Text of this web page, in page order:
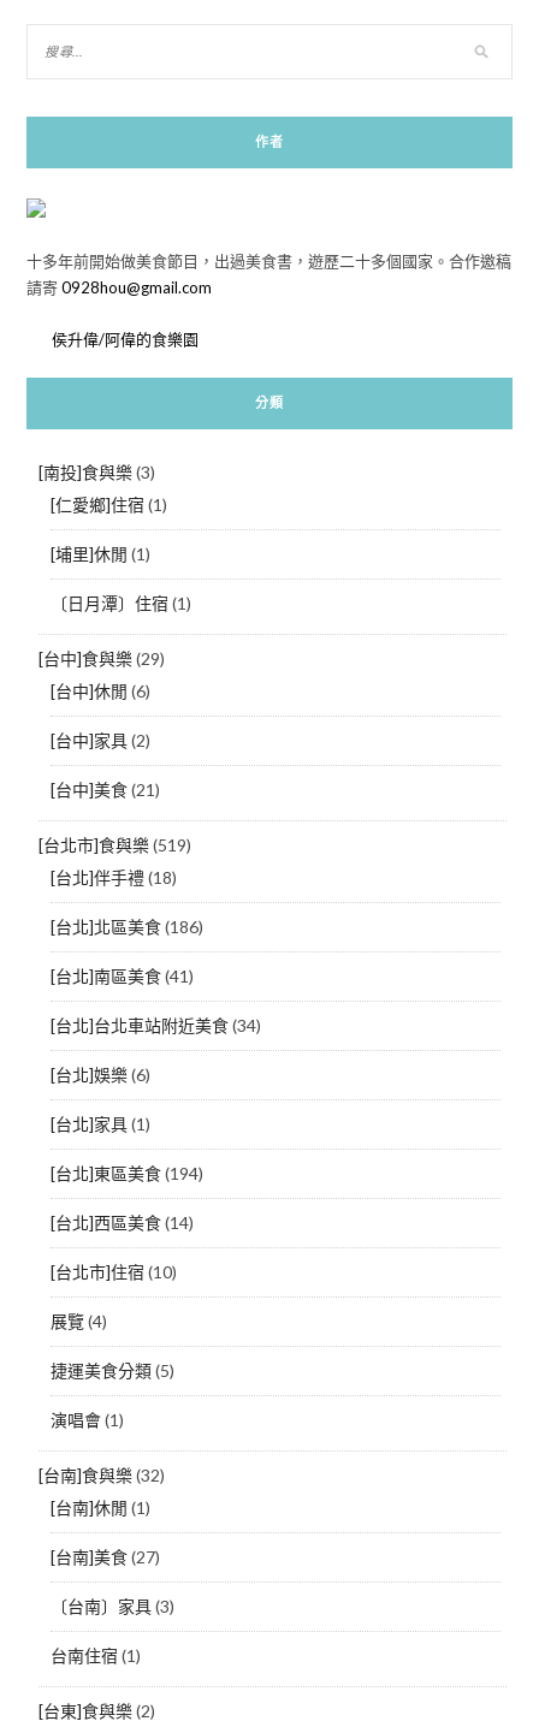
作者
十多年前開始做美食節目，出過美食書，遊歷二十多個國家。合作邀稿
請寄0928hou@gmail.com
侯升偉/阿偉的食樂園
分類
[南投]食與樂(3)
[仁愛鄉]住宿 (1)
[埔里]休閒 (1)
〔日月潭〕住宿 (1)
[台中]食與樂(29)
[台中]休閒 (6)
[台中]家具(2)
[台中]美食(21)
[台北市]食與樂(519)
[台北]伴手禮(18)
[台北]北區美食(186)
[台北]南區美食(41)
[台北]台北車站附近美食(34)
[台北]娛樂(6)
[台北]家具(1)
[台北]東區美食(194)
[台北]西區美食(14)
[台北市]住宿 (10)
展覽(4)
捷運美食分類(5)
演唱會(1)
[台南]食與樂(32)
[台南]休閒 (1)
[台南]美食(27)
〔台南〕家具(3)
台南住宿 (1)
[台東]食與樂(2)